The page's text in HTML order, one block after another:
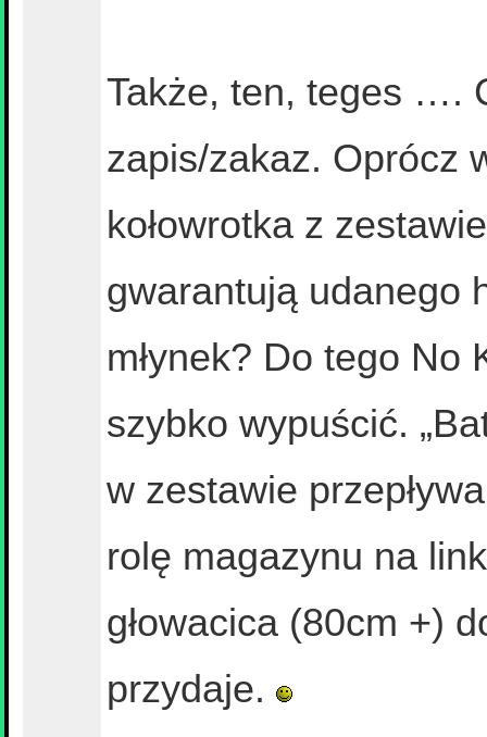
Także, ten, teges ….
zapis/zakaz. Oprócz
kołowrotka z
gwarantują udanego
młynek? Do tego No
szybko wypuścić.
w zestawie
rolę magazynu na
głowacica (80cm +)
przydaje.